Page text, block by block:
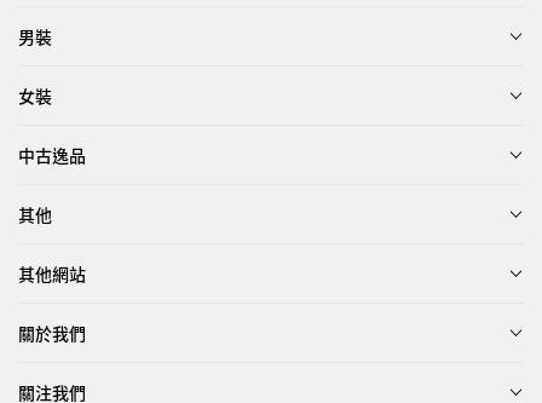
男裝
女裝
中古逸品
其他
其他網站
關於我們
關注我們